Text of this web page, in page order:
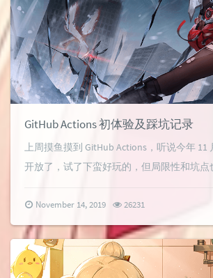
GitHub Actions 初体验及踩坑记录
上周摸鱼摸到 GitHub Actions，听说今年 11
开放了，试了下蛮好玩的，但局限性和坑点
November 14, 2019 26231